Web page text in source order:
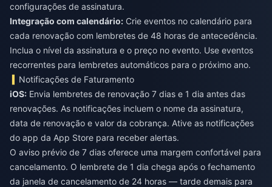
configurações de assinatura.
Integração com calendário: Crie eventos no calendário para
cada renovação com lembretes de 48 horas de antecedência.
Inclua o nível da assinatura e o preço no evento. Use eventos
recorrentes para lembretes automáticos para o próximo ano.
Notificações de Faturamento
iOS: Envia lembretes de renovação 7 dias e 1 dia antes das
renovações. As notificações incluem o nome da assinatura,
data de renovação e valor da cobrança. Ative as notificações
do app da App Store para receber alertas.
O aviso prévio de 7 dias oferece uma margem confortável para
cancelamento. O lembrete de 1 dia chega após o fechamento
da janela de cancelamento de 24 horas — tarde demais para